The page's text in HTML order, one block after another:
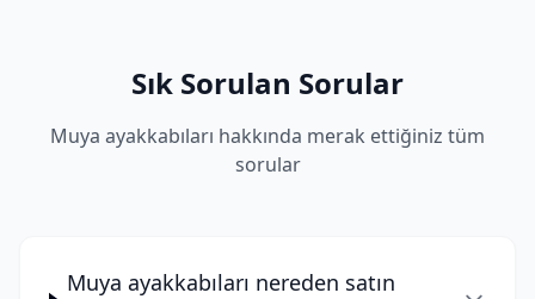
Sık Sorulan Sorular
Muya ayakkabıları hakkında merak ettiğiniz tüm
sorular
Muya ayakkabıları nereden satın